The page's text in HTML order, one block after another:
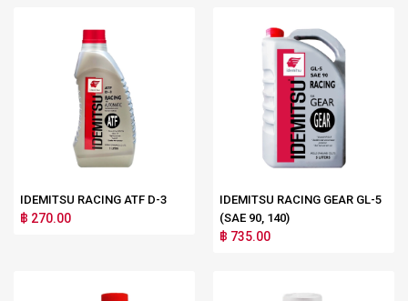
IDEMITSU RACING ATF D-3
฿ 270.00
IDEMITSU RACING GEAR GL-5
(SAE 90, 140)
฿ 735.00